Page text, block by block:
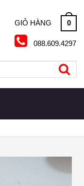
GIỎ HÀNG 0
088.609.4297